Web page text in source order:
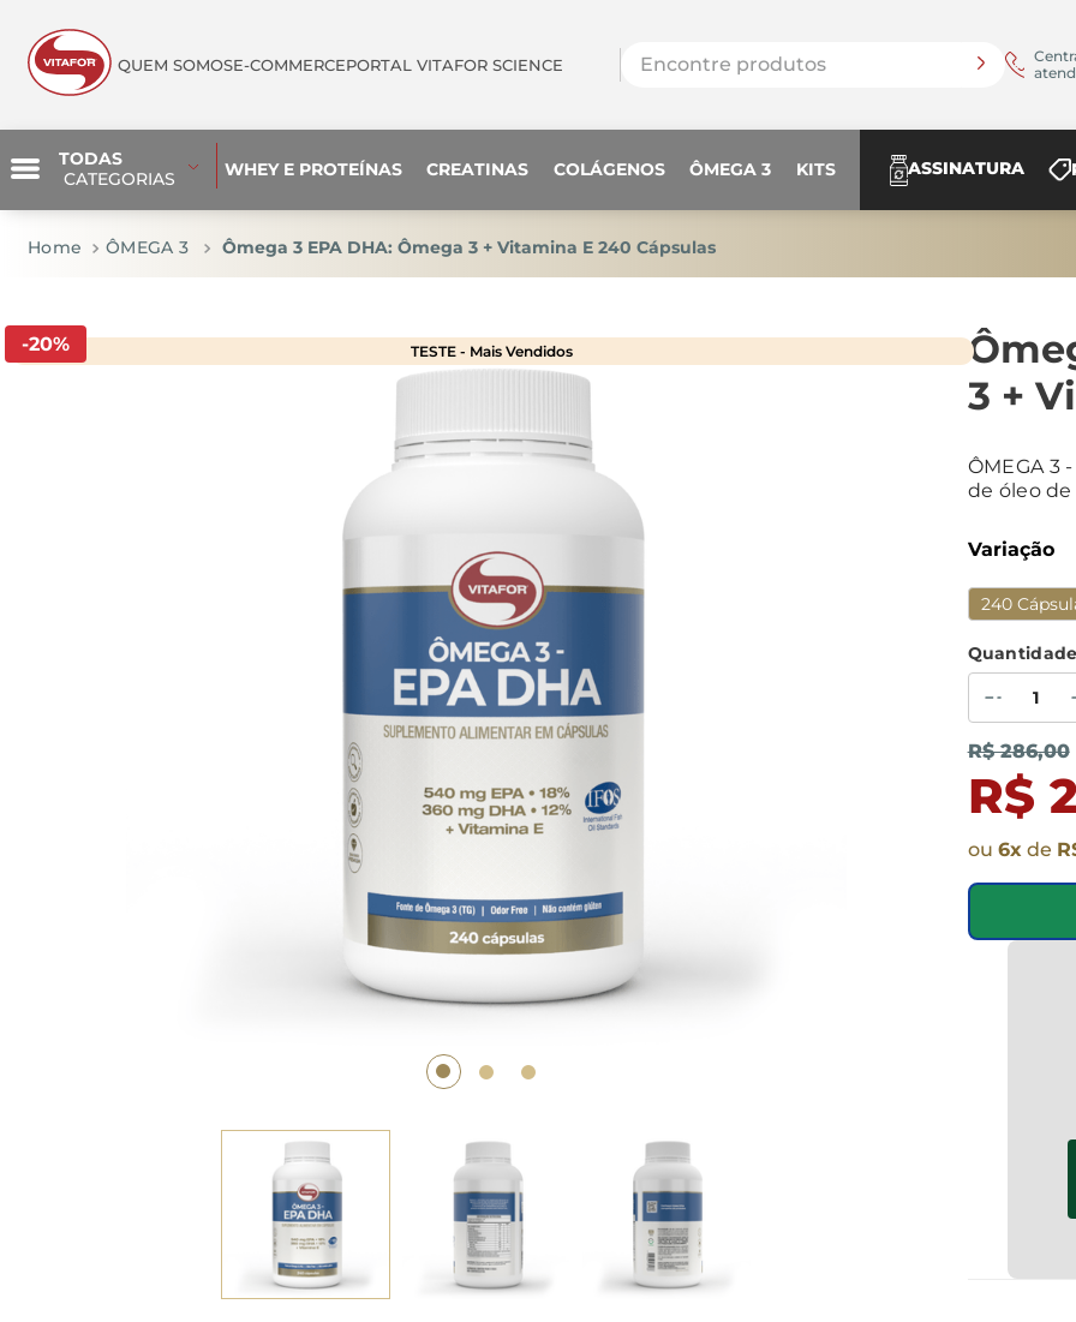
QUEM SOMOSE-COMMERCEPORTAL VITAFOR SCIENCE
Encontre produtos
TODAS
CATEGORIAS
WHEY E PROTEÍNAS CREATINAS COLÁGENOS ÔMEGA 3 KITS ASSINATURA
ÔMEGA 3 Ômega 3 EPA DHA: Ômega 3 + Vitamina E 240 Cápsulas
TESTE - Mais Vendidos
3 +
ÔMEGA 3
de óleo
Variação
240
-20%
R$ 286,00
R$
ou 6x de